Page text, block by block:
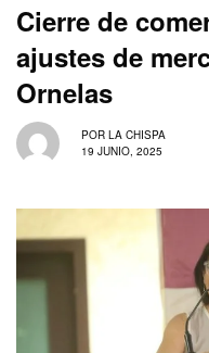
Cierre de
ajustes de
Ornelas
POR LA CHISPA
19 JUNIO, 2025